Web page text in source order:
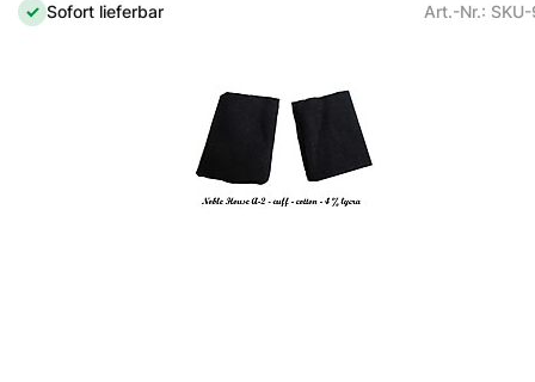
Sofort lieferbar Art.-Nr.: